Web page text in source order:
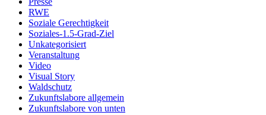
RWE
Soziale Gerechtigkeit
Soziales-1.5-Grad-Ziel
Unkategorisiert
Veranstaltung
Video
Visual Story
Waldschutz
Zukunftslabore allgemein
Zukunftslabore von unten